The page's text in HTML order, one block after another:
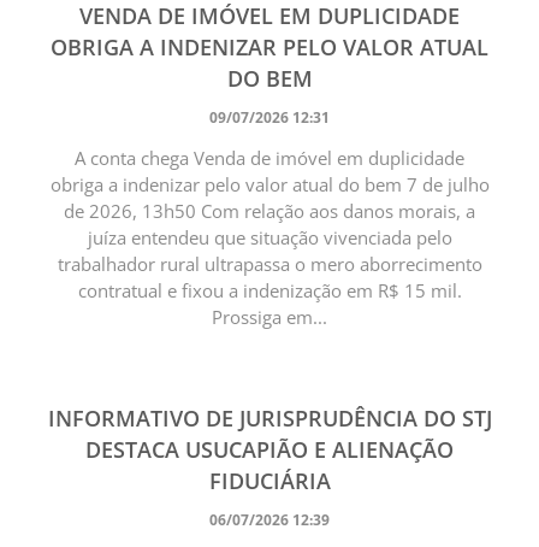
VENDA DE IMÓVEL EM DUPLICIDADE
OBRIGA A INDENIZAR PELO VALOR ATUAL
DO BEM
09/07/2026 12:31
A conta chega Venda de imóvel em duplicidade
obriga a indenizar pelo valor atual do bem 7 de julho
de 2026, 13h50 Com relação aos danos morais, a
juíza entendeu que situação vivenciada pelo
trabalhador rural ultrapassa o mero aborrecimento
contratual e fixou a indenização em R$ 15 mil.
Prossiga em...
INFORMATIVO DE JURISPRUDÊNCIA DO STJ
DESTACA USUCAPIÃO E ALIENAÇÃO
FIDUCIÁRIA
06/07/2026 12:39